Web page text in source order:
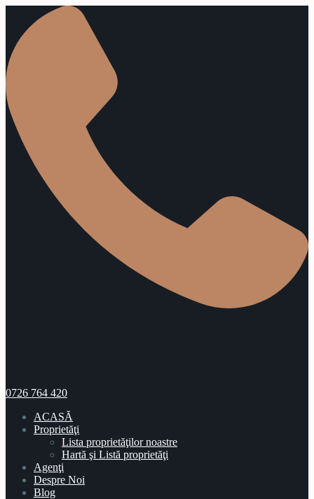
0726 764 420
ACASĂ
Proprietăţi
Lista proprietăţilor noastre
Hartă şi Listă proprietăţi
Agenţi
Despre Noi
Blog